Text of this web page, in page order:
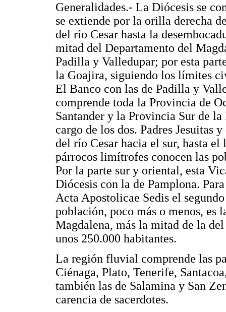
Generalidades.- La Diócesis se
se extiende por la orilla derecha
del río Cesar hasta la
mitad del Departamento del
Padilla y Valledupar; por esta
la Goajira, siguiendo los límites
El Banco con las de Padilla y
comprende toda la Provincia de
Santander y la Provincia Sur de
cargo de los dos. Padres Jesuitas
del río Cesar hacia el sur, hasta
párrocos limítrofes conocen las
Por la parte sur y oriental, esta
Diócesis con la de Pamplona.
Acta Apostolicae Sedis el
población, poco más o menos, es
Magdalena, más la mitad de la
unos 250.000 habitantes.
La región fluvial comprende las
Ciénaga, Plato, Tenerife,
también las de Salamina y San
carencia de sacerdotes.